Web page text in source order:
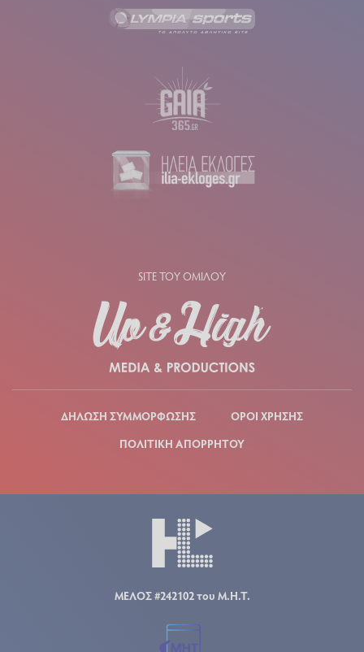
SITE ΤΟΥ ΟΜΙΛΟΥ
ΔΗΛΩΣΗ ΣΥΜΜΟΡΦΩΣΗΣ
ΟΡΟΙ ΧΡΗΣΗΣ
ΠΟΛΙΤΙΚΗ ΑΠΟΡΡΗΤΟΥ
ΜΕΛΟΣ #242102 του Μ.Η.Τ.